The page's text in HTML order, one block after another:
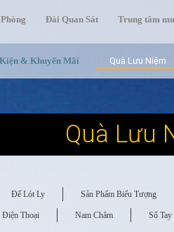
Đài Quan Sát Trung tâm
& Khuyến Mãi Quà Lưu Niệm
Quà Lưu
Đế Lót Ly Sản Phẩm Biểu Tượng
Thoại Nam Châm Sổ Tay